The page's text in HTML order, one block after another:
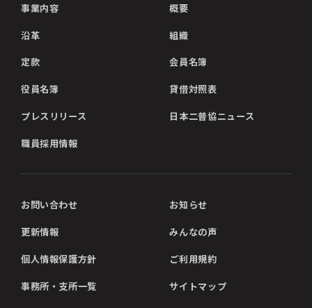
事業内容 概要
沿革 組織
定款 会員名簿
役員名簿 貸借対照表
プレスリリース 日本二普協ニュース
職員採用情報
お問い合わせ お知らせ
更新情報 みんなの声
個人情報保護方針 ご利用規約
事務所・支所一覧 サイトマップ